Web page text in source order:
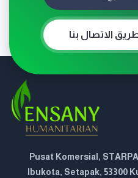
الاتصال بنا
Pusat Komersial,
Ibukota, Setapak, 53300